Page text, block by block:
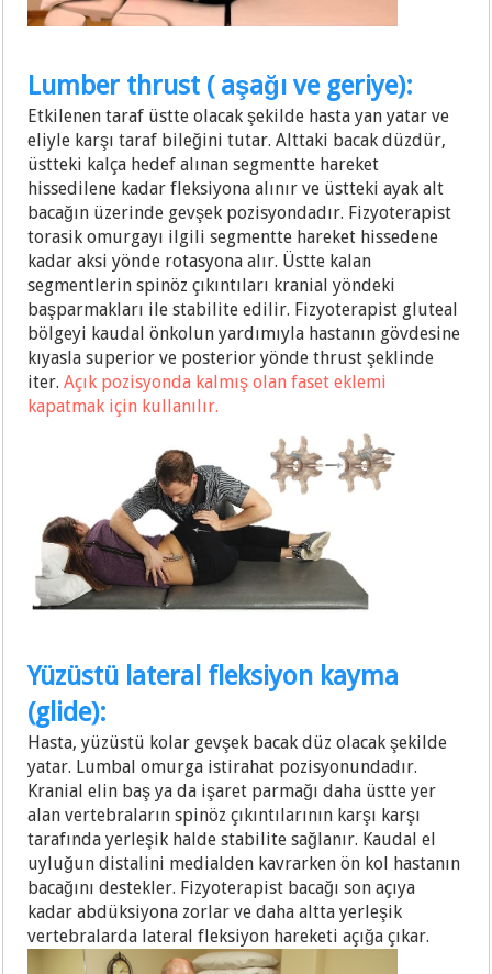
Lumber thrust ( aşağı ve geriye):
Etkilenen taraf üstte olacak şekilde hasta yan yatar ve
eliyle karşı taraf bileğini tutar. Alttaki bacak düzdür,
üstteki kalça hedef alınan segmentte hareket
hissedilene kadar fleksiyona alınır ve üstteki ayak alt
bacağın üzerinde gevşek pozisyondadır. Fizyoterapist
torasik omurgayı ilgili segmentte hareket hissedene
kadar aksi yönde rotasyona alır. Üstte kalan
segmentlerin spinöz çıkıntıları kranial yöndeki
başparmakları ile stabilite edilir. Fizyoterapist gluteal
bölgeyi kaudal önkolun yardımıyla hastanın gövdesine
kıyasla superior ve posterior yönde thrust şeklinde
iter. Açık pozisyonda kalmış olan faset eklemi
kapatmak için kullanılır.
Yüzüstü lateral fleksiyon kayma
(glide):
Hasta, yüzüstü kolar gevşek bacak düz olacak şekilde
yatar. Lumbal omurga istirahat pozisyonundadır.
Kranial elin baş ya da işaret parmağı daha üstte yer
alan vertebraların spinöz çıkıntılarının karşı karşı
tarafında yerleşik halde stabilite sağlanır. Kaudal el
uyluğun distalini medialden kavrarken ön kol hastanın
bacağını destekler. Fizyoterapist bacağı son açıya
kadar abdüksiyona zorlar ve daha altta yerleşik
vertebralarda lateral fleksiyon hareketi açığa çıkar.